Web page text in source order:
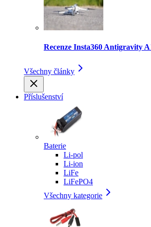
Recenze Insta360 Antigravity
Všechny články
Příslušenství
Baterie
Li-pol
Li-ion
LiFe
LiFePO4
Všechny kategorie